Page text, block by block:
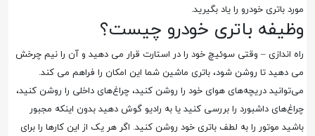
مورد باتری خودرو را یاد بگیرید.
وظیفه باتری خودرو چیست؟
راه اندازی – وقتی سوئیچ خود را در استارت قرار می دهید و آن را نیم چرخش
می دهید تا روشن شود، باتری ماشین شما این امکان را فراهم می کند.
می‌توانید دریچه‌های هوای خود را روشن کنید، چراغ‌های داخلی را روشن کنید،
چراغ‌های داشبورد را بررسی کنید یا به رادیو گوش دهید بدون اینکه مجبور
باشید موتور را به لطف باتری خود روشن کنید. اگر هر یک از این کارها را برای